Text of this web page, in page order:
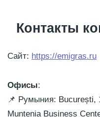
Контакты
Сайт: https://emigras.ru
Офисы:
📌 Румыния: București,
Muntenia Business